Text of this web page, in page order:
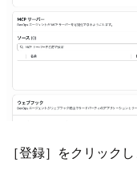
［登録］をクリックし